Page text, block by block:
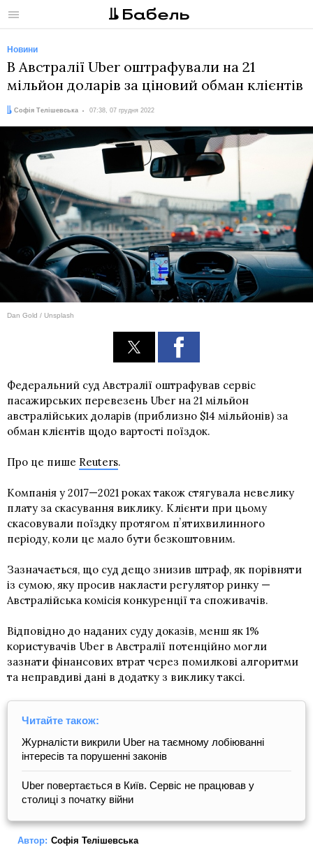
Меню
Новини
В Австралії Uber оштрафували на 21
мільйон доларів за ціновий обман клієнтів
Автор:
Софія Телішевська
Дата: 07:38, 07 грудня 2022
Dan Gold / Unsplash
Федеральний суд Австралії оштрафував сервіс
пасажирських перевезень Uber на 21 мільйон
австралійських доларів (приблизно $14 мільйонів) за
обман клієнтів щодо вартості поїздок.
Про це пише Reuters.
Компанія у 2017—2021 роках також стягувала невелику
плату за скасування виклику. Клієнти при цьому
скасовували поїздку протягом пʼятихвилинного
періоду, коли це мало бути безкоштовним.
Зазначається, що суд дещо знизив штраф, як порівняти
із сумою, яку просив накласти регулятор ринку —
Австралійська комісія конкуренції та споживачів.
Відповідно до наданих суду доказів, менш як 1%
користувачів Uber в Австралії потенційно могли
зазнати фінансових втрат через помилкові алгоритми
та неправдиві дані в додатку з виклику таксі.
Читайте також:
Журналісти викрили Uber на таємному лобіюванні
інтересів та порушенні законів
Uber повертається в Київ. Сервіс не працював у
столиці з початку війни
Автор: Софія Телішевська